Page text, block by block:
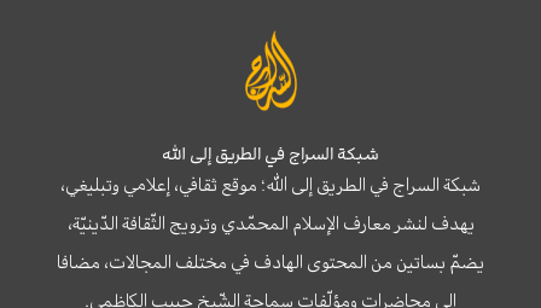
شبكة السراج في الطريق إلى الله
شبكة السراج في الطريق إلى الله؛ موقع ثقافي، إعلامي وتبليغي،
يهدف لنشر معارف الإسلام المحمّدي وترويج الثّقافة الدّينيّة،
يضمّ بساتين من المحتوى الهادف في مختلف المجالات، مضافا
إلى محاضرات ومؤلّفات سماحة الشّيخ حبيب الكاظمي.